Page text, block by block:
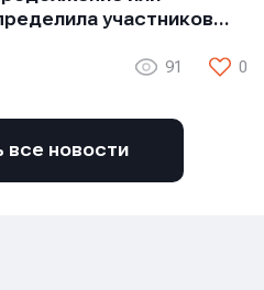
участников…
91 0
все новости